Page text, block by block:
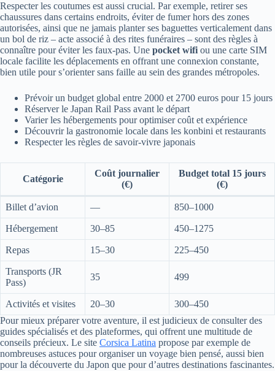
Respecter les coutumes est aussi crucial. Par exemple, retirer ses
chaussures dans certains endroits, éviter de fumer hors des zones
autorisées, ainsi que ne jamais planter ses baguettes verticalement dans
un bol de riz – acte associé à des rites funéraires – sont des règles à
connaître pour éviter les faux-pas. Une pocket wifi ou une carte SIM
locale facilite les déplacements en offrant une connexion constante,
bien utile pour s’orienter sans faille au sein des grandes métropoles.
Prévoir un budget global entre 2000 et 2700 euros pour 15 jours
Réserver le Japan Rail Pass avant le départ
Varier les hébergements pour optimiser coût et expérience
Découvrir la gastronomie locale dans les konbini et restaurants
Respecter les règles de savoir-vivre japonais
Catégorie
Coût journalier
(€)
Budget total 15 jours
(€)
Billet d’avion — 850–1000
Hébergement 30–85 450–1275
Repas 15–30 225–450
Transports (JR
Pass)
35 499
Activités et visites 20–30
300–450
Pour mieux préparer votre aventure, il est judicieux de consulter des
guides spécialisés et des plateformes, qui offrent une multitude de
conseils précieux. Le site Corsica Latina propose par exemple de
nombreuses astuces pour organiser un voyage bien pensé, aussi bien
pour la découverte du Japon que pour d’autres destinations fascinantes.